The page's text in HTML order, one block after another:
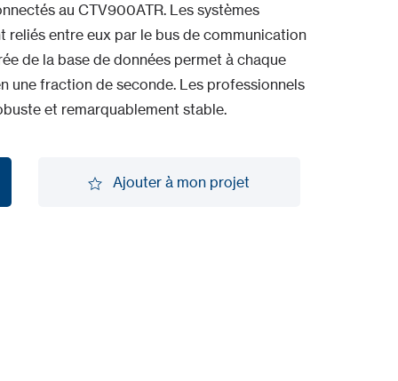
au CTV900ATR. Les systèmes
entre eux par le bus de communication
de la base de données permet à chaque
une fraction de seconde. Les professionnels
et remarquablement stable.
Ajouter à mon projet